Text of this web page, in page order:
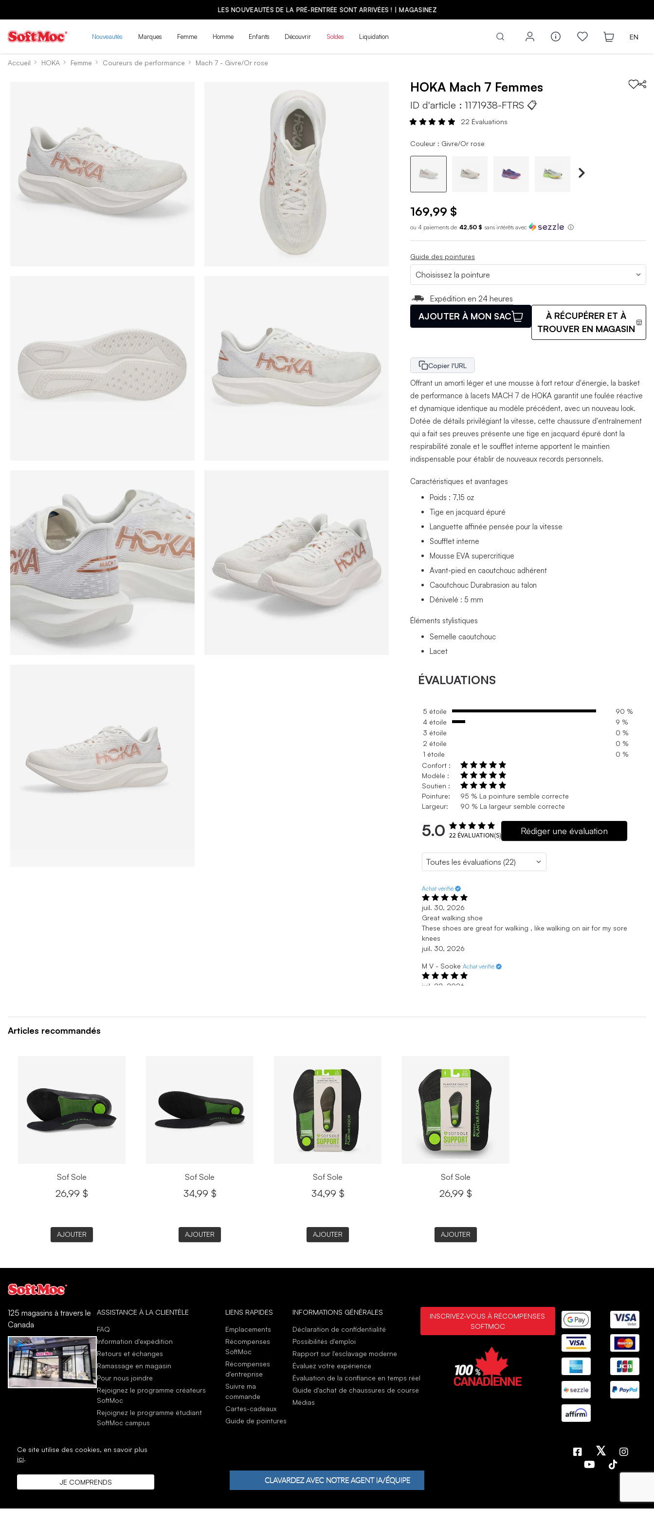
LES NOUVEAUTÉS DE LA PRÉ-RENTRÉE SONT ARRIVÉES ! | MAGASINEZ
Nouveautés Marques Femme Homme Enfants Découvrir Soldes Liquidation EN
Accueil HOKA Femme Coureurs de performance Mach 7 - Givre/Or rose
HOKA Mach 7 Femmes
ID d'article :1171938-FTRS 📋
22 Évaluations
Couleur : Givre/Or rose
169,99 $
ou 4 paiements de 42,50 $ sans intérêts avec ⓘ
Guide des pointures
Expédition en 24 heures
AJOUTER À MON SAC
À RÉCUPÉRER ET À
TROUVER EN MAGASIN
Copier l'URL
Offrant un amorti léger et une mousse à fort retour d'énergie, la basket
de performance à lacets MACH 7 de HOKA garantit une foulée réactive
et dynamique identique au modèle précédent, avec un nouveau look.
Dotée de détails privilégiant la vitesse, cette chaussure d'entraînement
qui a fait ses preuves présente une tige en jacquard épuré dont la
respirabilité zonale et le soufflet interne apportent le maintien
indispensable pour établir de nouveaux records personnels.
Caractéristiques et avantages
Poids : 7,15 oz
Tige en jacquard épuré
Languette affinée pensée pour la vitesse
Soufflet interne
Mousse EVA supercritique
Avant-pied en caoutchouc adhérent
Caoutchouc Durabrasion au talon
Dénivelé : 5 mm
Éléments stylistiques
Semelle caoutchouc
Lacet
ÉVALUATIONS
5 étoile
90 %
4 étoile
9 %
3 étoile
0 %
2 étoile
0 %
1 étoile
0 %
Confort :
Modèle :
Soutien :
Pointure:
95 % La pointure semble correcte
Largeur:
90 % La largeur semble correcte
5.0 22 ÉVALUATION(S) Rédiger une évaluation
Achat vérifié
juil. 30, 2026
Great walking shoe
These shoes are great for walking , like walking on air for my sore
knees
juil. 30, 2026
M V - Sooke Achat vérifié
juil. 22, 2026
for workouts and every day wear.
Comfortable
Great shoes very comfortable
juil. 13, 2026
MONTRANT
Articles recommandés
Sof Sole
26,99 $
AJOUTER
Sof Sole
34,99 $
AJOUTER
Sof Sole
34,99 $
AJOUTER
Sof Sole
26,99 $
AJOUTER
Ce site utilise des cookies, en savoir plus
ici.
JE COMPRENDS
125 magasins à travers le
Canada
ASSISTANCE À LA CLIENTÈLE
FAQ
Information d'expédition
Retours et échanges
Ramassage en magasin
Pour nous joindre
Rejoignez le programme créateurs
SoftMoc
Rejoignez le programme étudiant
SoftMoc campus
LIENS RAPIDES
Emplacements
Récompenses
SoftMoc
Récompenses
d'entreprise
Suivre ma
commande
Cartes-cadeaux
Guide de pointures
INFORMATIONS GÉNÉRALES
Déclaration de confidentialité
Possibilités d'emploi
Rapport sur l'esclavage moderne
Évaluez votre expérience
Évaluation de la confiance en temps réel
Guide d'achat de chaussures de course
Médias
INSCRIVEZ-VOUS À RÉCOMPENSES
SOFTMOC
𝕏